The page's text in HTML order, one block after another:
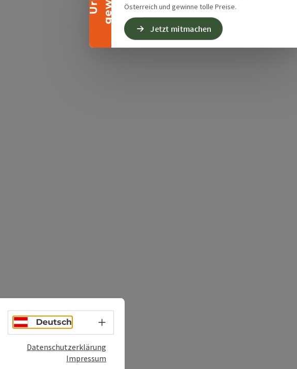
Österreich und gewinne tolle Preise.
Jetzt mitmachen
Deutsch Sprachwahl - Menü öffnen
Datenschutzerklärung
Impressum